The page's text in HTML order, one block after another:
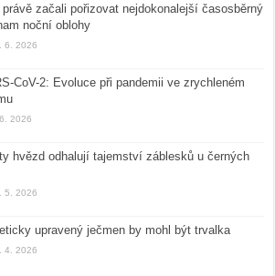
právě začali pořizovat nejdokonalejší časosběrný
noční oblohy
6. 2026
CoV-2: Evoluce při pandemii ve zrychleném
2026
hvězd odhalují tajemství záblesků u černých
5. 2026
upravený ječmen by mohl být trvalka
4. 2026